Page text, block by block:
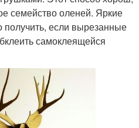
семейство оленей. Яркие
если вырезанные
самоклеящейся